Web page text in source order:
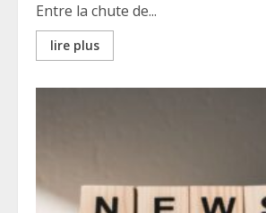
Entre la chute de...
lire plus